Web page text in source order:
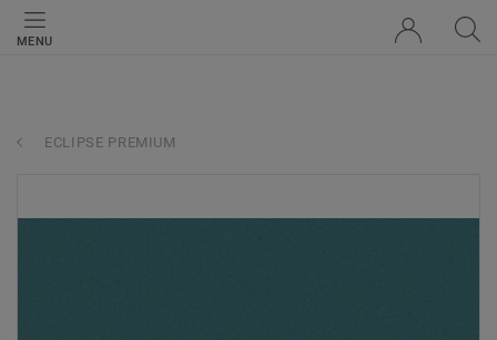
MENU
ECLIPSE PREMIUM